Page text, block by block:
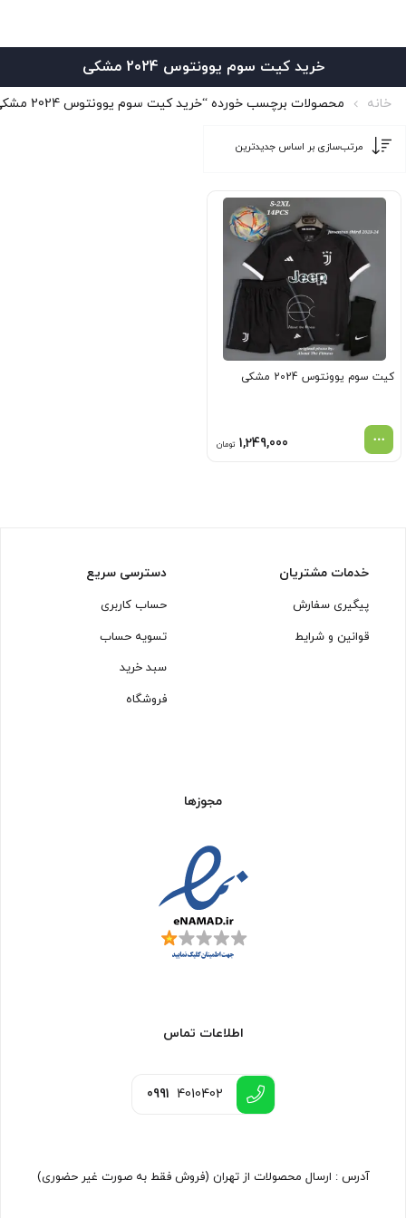
خرید کیت سوم یوونتوس 2024 مشکی
خانه محصولات برچسب خورده “خرید کیت سوم یوونتوس 2024 مشکی”
کیت سوم یوونتوس 2024 مشکی
1,249,000 تومان
خدمات مشتریان
پیگیری سفارش
قوانین و شرایط
دسترسی سریع
حساب کاربری
تسویه حساب
سبد خرید
فروشگاه
مجوزها
اطلاعات تماس
0991 4010402
آدرس : ارسال محصولات از تهران (فروش فقط به صورت غیر حضوری)